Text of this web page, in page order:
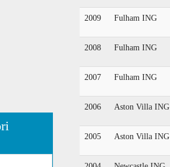
2009 Fulham ING
2008 Fulham ING
2007 Fulham ING
2006 Aston Villa ING
2005 Aston Villa ING